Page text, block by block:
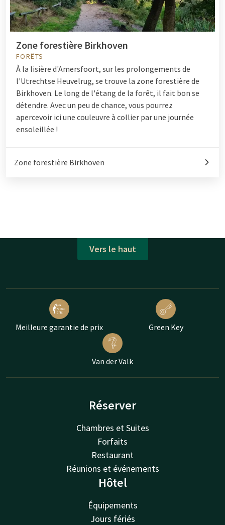
Zone forestière Birkhoven
FORÊTS
À la lisière d'Amersfoort, sur les prolongements de
l'Utrechtse Heuvelrug, se trouve la zone forestière de
Birkhoven. Le long de l'étang de la forêt, il fait bon se
détendre. Avec un peu de chance, vous pourrez
apercevoir ici une couleuvre à collier par une journée
ensoleillée !
Zone forestière Birkhoven
Vers le haut
Meilleure garantie de prix Green Key
Van der Valk
Réserver
Chambres et Suites
Forfaits
Restaurant
Réunions et événements
Hôtel
Équipements
Jours fériés